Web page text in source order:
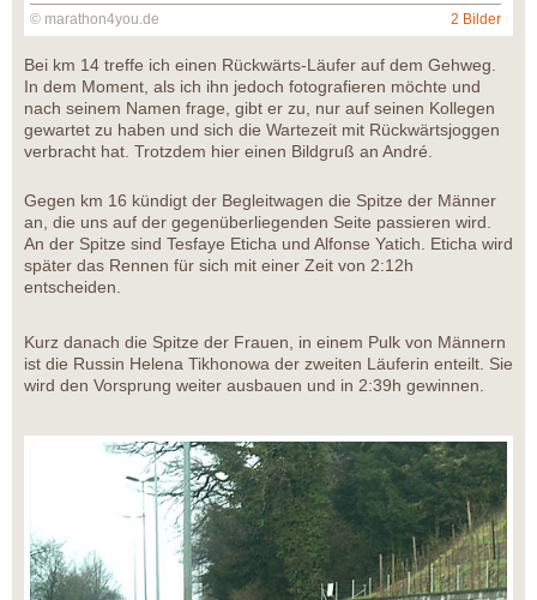
© marathon4you.de 2 Bilder
Bei km 14 treffe ich einen Rückwärts-Läufer auf dem Gehweg.
In dem Moment, als ich ihn jedoch fotografieren möchte und
nach seinem Namen frage, gibt er zu, nur auf seinen Kollegen
gewartet zu haben und sich die Wartezeit mit Rückwärtsjoggen
verbracht hat. Trotzdem hier einen Bildgruß an André.
Gegen km 16 kündigt der Begleitwagen die Spitze der Männer
an, die uns auf der gegenüberliegenden Seite passieren wird.
An der Spitze sind Tesfaye Eticha und Alfonse Yatich. Eticha wird
später das Rennen für sich mit einer Zeit von 2:12h
entscheiden.
Kurz danach die Spitze der Frauen, in einem Pulk von Männern
ist die Russin Helena Tikhonowa der zweiten Läuferin enteilt. Sie
wird den Vorsprung weiter ausbauen und in 2:39h gewinnen.